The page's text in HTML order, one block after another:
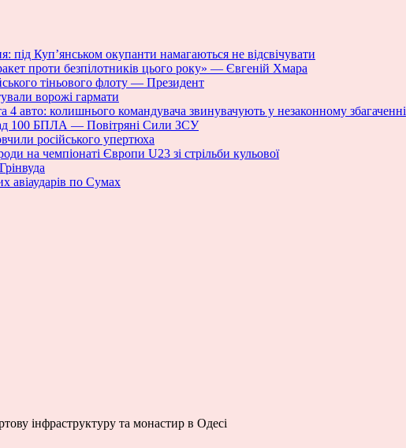
під Куп’янськом окупанти намагаються не відсвічувати
проти безпілотників цього року» — Євгеній Хмара
тіньового флоту — Президент
ворожі гармати
4 авто: колишнього командувача звинувачують у незаконному збагаченні
100 БПЛА — Повітряні Сили ЗСУ
російського упертюха
на чемпіонаті Європи U23 зі стрільби кульової
авіаударів по Сумах
інфраструктуру та монастир в Одесі